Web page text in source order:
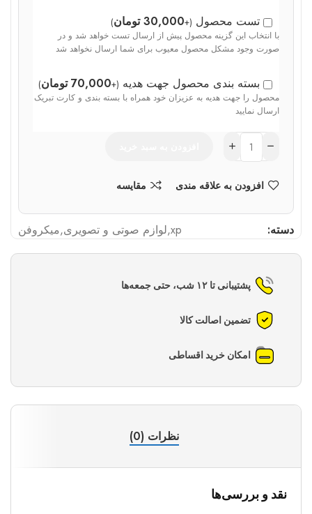
تست محصول (
+
30,000 تومان)
با انتخاب این گزینه محصول پیش از ارسال تست خواهد شد و در
صورت وجود مشکل محصول معیوب برای شما ارسال نخواهد شد
بسته بندی محصول جهت هدیه (
+
70,000 تومان)
محصول را جهت هدیه به عزیزان خود همراه با بسته بندی و کارت تبریک
ارسال نمایید
افزودن به علاقه مندی مقایسه
دسته: xp
,لوازم صوتی و تصویری,میکروفن
پشتیبانی تا ۱۲ شب، حتی جمعه‌ها
تضمین اصالت کالا
امکان خرید اقساطی
نظرات (0)
نقد و بررسی‌ها